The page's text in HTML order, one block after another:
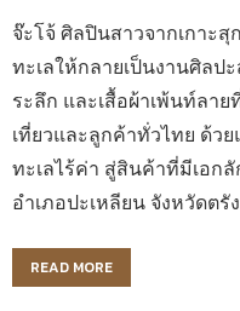
จ๊ะโจ้ ศิลปินสาวจากเกาะสุ
ทะเลให้กลายเป็นงานศิล
ระลึก และเสื้อผ้าเพ้นท์ลา
เที่ยวและลูกค้าทั่วไทย ด้ว
ทะเลไร้ค่า สู่สินค้าที่มีเอก
อำเภอปะเหลียน จังหวัดตรั
READ MORE